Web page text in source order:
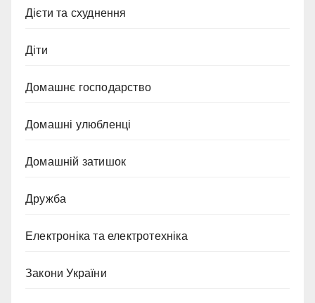
Дієти та схуднення
Діти
Домашнє господарство
Домашні улюбленці
Домашній затишок
Дружба
Електроніка та електротехніка
Закони України